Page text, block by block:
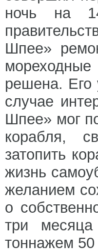
ночь на
Шпее»
решена. Его
случае
Шпее» мог
корабля,
затопить
жизнь
желанием
о
три
тоннажем 50